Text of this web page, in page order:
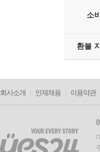
소
환불
회사소개 인재채용 이용약관